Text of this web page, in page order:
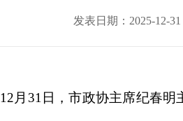
发表日期：2025-12-
12月31日，市政协主席纪春